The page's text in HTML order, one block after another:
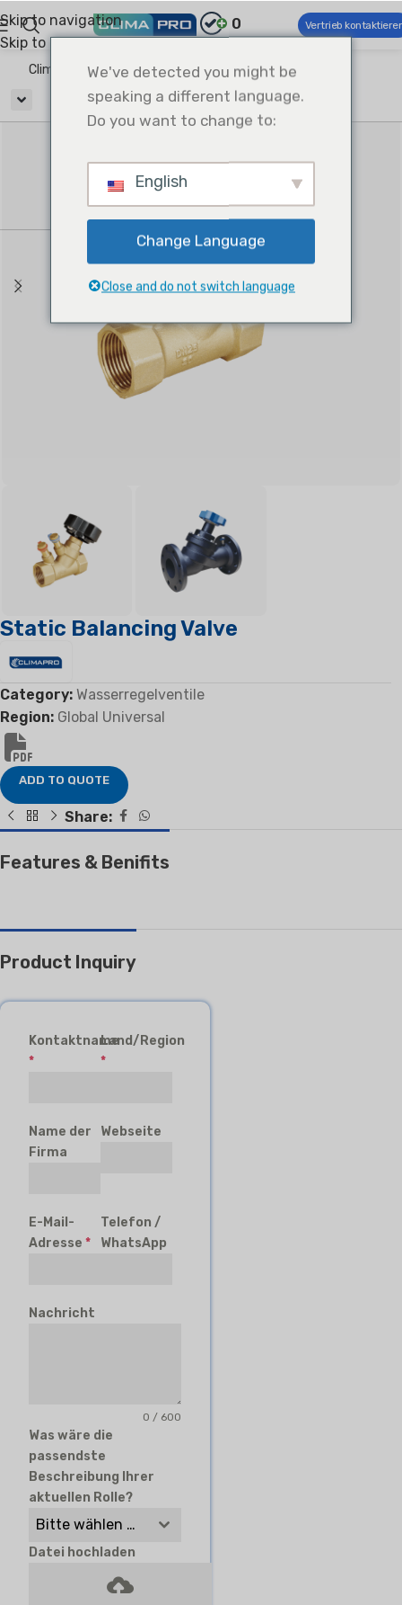
Skip to navigation
Skip to main content
0 Vertrieb
Climapro® HVAC-Zubehör Wasserregelventile
Static Balancing Valve
Category: Wasserregelventile
Region: Global Universal
ADD TO QUOTE
Share:
Features & Benifits
Product Inquiry
Kontaktname
*
Land/Region
*
Name der
Firma
Webseite
E-Mail-
Adresse *
Telefon /
WhatsApp
Nachricht
0 / 600
Was wäre die
passendste
Beschreibung Ihrer
aktuellen Rolle?
Bitte wählen Sie
Datei hochladen
We've detected you might be
speaking a different language.
Do you want to change to:
English
Change Language
Close and do not switch language